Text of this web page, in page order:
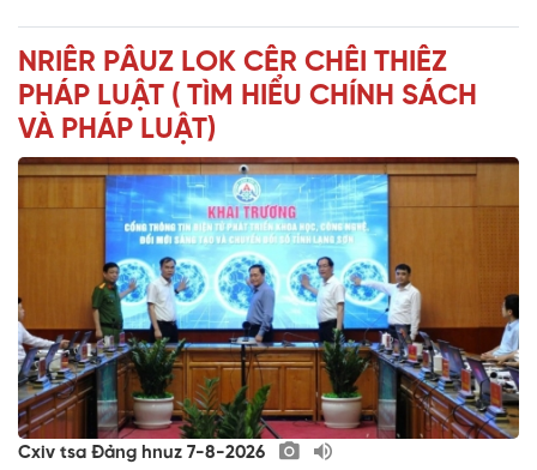
NRIÊR PÂUZ LOK CÊR CHÊI THIÊZ
PHÁP LUẬT ( TÌM HIỂU CHÍNH SÁCH
VÀ PHÁP LUẬT)
Cxiv tsa Đảng hnuz 7-8-2026